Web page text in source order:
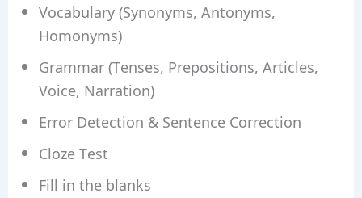
Vocabulary (Synonyms, Antonyms,
Homonyms)
Grammar (Tenses, Prepositions, Articles,
Voice, Narration)
Error Detection & Sentence Correction
Cloze Test
Fill in the blanks